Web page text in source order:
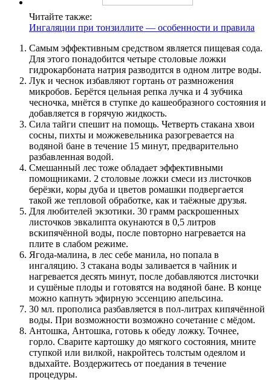
Читайте также:
Ингаляции при тонзиллите — особенности и правила
Самым эффективным средством является пищевая сода.
Для этого понадобится четыре столовые ложки
гидрокарбоната натрия разводится в одном литре воды.
Лук и чеснок избавляют гортань от размножения
микробов. Берётся цельная репка лучка и 4 зубчика
чесночка, мнётся в ступке до кашеобразного состояния и
добавляется в горячую жидкость.
Сила тайги спешит на помощь. Четверть стакана хвои
сосны, пихты и можжевельника разогревается на
водяной бане в течение 15 минут, предварительно
разбавленная водой.
Смешанный лес тоже обладает эффективными
помощниками. 2 столовые ложки смеси из листочков
берёзки, коры дуба и цветов ромашки подвергается
такой же тепловой обработке, как и таёжные друзья.
Для любителей экзотики. 30 грамм раскрошенных
листочков эвкалипта окунаются в 0,5 литров
вскипячённой воды, после повторно нагревается на
плите в слабом режиме.
Ягода-малина, в лес себе манила, но попала в
ингаляцию. 3 стакана воды заливается в чайник и
нагревается десять минут, после добавляются листочки
и сушёные плоды и готовятся на водяной бане. В конце
можно капнуть эфирную эссенцию апельсина.
30 мл. прополиса разбавляется в пол-литрах кипячённой
воды. При возможности возможно сочетание с мёдом.
Антошка, Антошка, готовь к обеду ложку. Точнее,
горло. Сварите картошку до мягкого состояния, мните
ступкой или вилкой, накройтесь толстым одеялом и
вдыхайте. Воздержитесь от поедания в течение
процедуры.